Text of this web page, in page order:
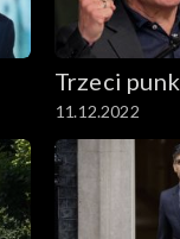
Trzeci
11.12.2022